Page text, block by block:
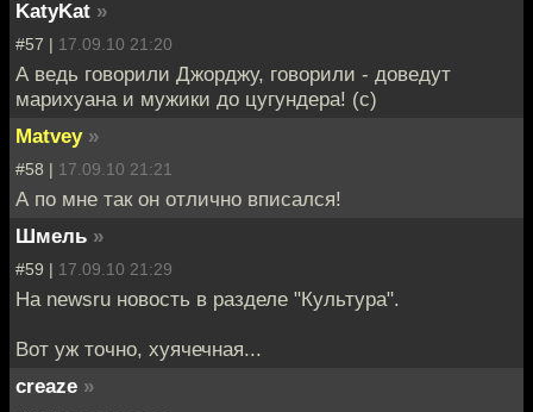
KatyKat »
#57 | 17.09.10 21:20
А ведь говорили Джорджу, говорили - доведут
марихуана и мужики до цугундера! (с)
Matvey »
#58 | 17.09.10 21:21
А по мне так он отлично вписался!
Шмель »
#59 | 17.09.10 21:29
На newsru новость в разделе "Культура".
Вот уж точно, хуячечная...
creaze »